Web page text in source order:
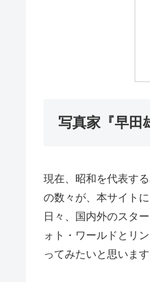
写真家『早田
現在、昭和を代表す
の数々が、本サイト
日々、国内外のスタ
ォト・ワールドとリ
ってみたいと思います